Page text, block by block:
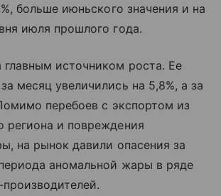
больше июньского значения и на
июля прошлого года.
источником роста. Ее
месяц увеличились на 5,8%, а за
перебоев с экспортом из
региона и повреждения
на рынок давили опасения за
аномальной жары в ряде